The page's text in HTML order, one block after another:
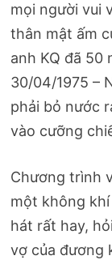
mọi người vui
thân mật ấm
anh KQ đã 50
30/04/1975 –
phải bỏ nước
vào cưỡng
Chương trình
một không
hát rất hay,
vợ của đương